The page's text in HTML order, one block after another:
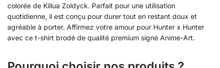
colorée de Killua Zoldyck. Parfait pour une utilisation
quotidienne, il est conçu pour durer tout en restant doux et
agréable à porter. Affirmez votre amour pour Hunter x Hunter
avec ce t-shirt brodé de qualité premium signé Anime-Art.